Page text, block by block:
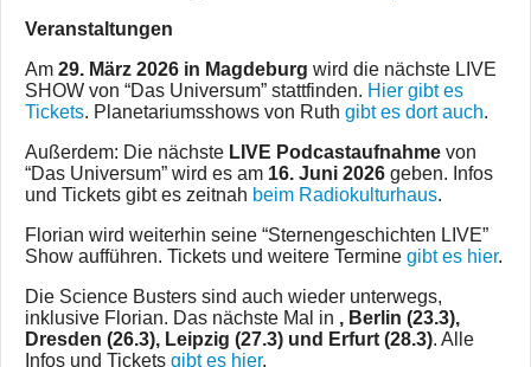
Veranstaltungen
Am 29. März 2026 in Magdeburg wird die nächste LIVE
SHOW von “Das Universum” stattfinden. Hier gibt es
Tickets. Planetariumsshows von Ruth gibt es dort auch.
Außerdem: Die nächste LIVE Podcastaufnahme von
“Das Universum” wird es am 16. Juni 2026 geben. Infos
und Tickets gibt es zeitnah beim Radiokulturhaus.
Florian wird weiterhin seine “Sternengeschichten LIVE”
Show aufführen. Tickets und weitere Termine gibt es hier.
Die Science Busters sind auch wieder unterwegs,
inklusive Florian. Das nächste Mal in , Berlin (23.3),
Dresden (26.3), Leipzig (27.3) und Erfurt (28.3). Alle
Infos und Tickets gibt es hier.